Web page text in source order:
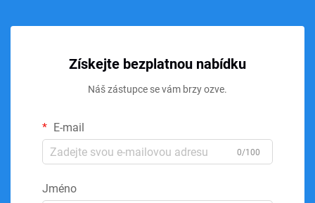
Získejte bezplatnou nabídku
Náš zástupce se vám brzy ozve.
E-mail
0/100
Jméno